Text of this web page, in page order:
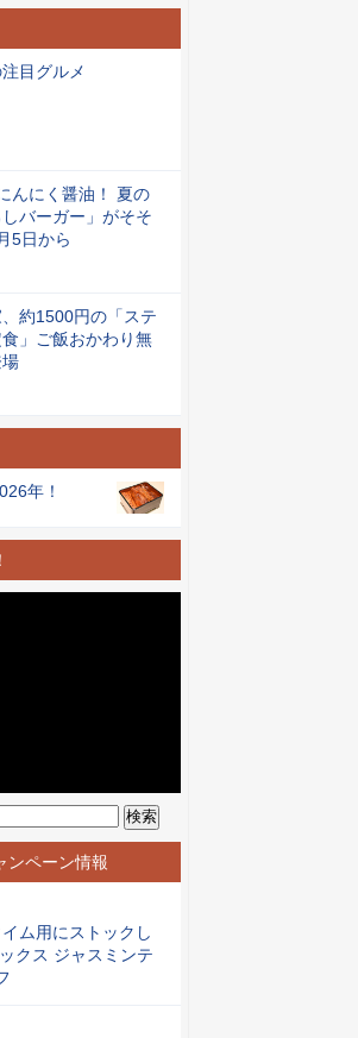
目グルメ
んにく醤油！ 夏の
しバーガー」がそそ
5日から
約1500円の「ステ
」ご飯おかわり無
年！
ペーン情報
ム用にストックし
クス ジャスミンテ